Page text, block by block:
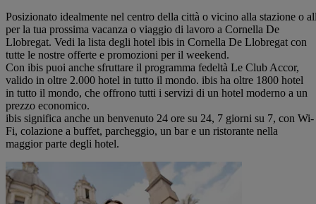
Posizionato idealmente nel centro della città o vicino alla stazione o
per la tua prossima vacanza o viaggio di lavoro a Cornella De
Llobregat. Vedi la lista degli hotel ibis in Cornella De Llobregat con
tutte le nostre offerte e promozioni per il weekend.
Con ibis puoi anche sfruttare il programma fedeltà Le Club Accor,
valido in oltre 2.000 hotel in tutto il mondo. ibis ha oltre 1800 hotel
in tutto il mondo, che offrono tutti i servizi di un hotel moderno a un
prezzo economico.
ibis significa anche un benvenuto 24 ore su 24, 7 giorni su 7, con Wi-
Fi, colazione a buffet, parcheggio, un bar e un ristorante nella
maggior parte degli hotel.